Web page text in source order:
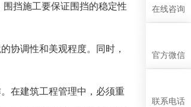
挡施工要保证围挡的稳定性
协调性和美观程度。同时，
在建筑工程管理中，必须重
在线咨询
官方微信
联系电话